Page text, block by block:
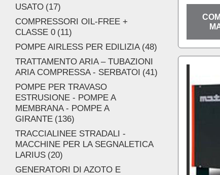
USATO 17
COMPRESSORI OIL-FREE +
CLASSE 0 11
POMPE AIRLESS PER EDILIZIA 48
TRATTAMENTO ARIA – TUBAZIONI
ARIA COMPRESSA - SERBATOI 41
POMPE PER TRAVASO
ESTRUSIONE - POMPE A
MEMBRANA - POMPE A
GIRANTE 136
TRACCIALINEE STRADALI -
MACCHINE PER LA SEGNALETICA
LARIUS 20
GENERATORI DI AZOTO E